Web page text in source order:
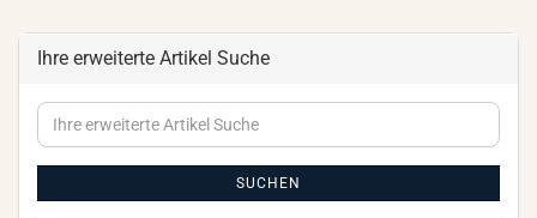
Ihre erweiterte Artikel Suche
Ihre
erweiterte
SUCHEN